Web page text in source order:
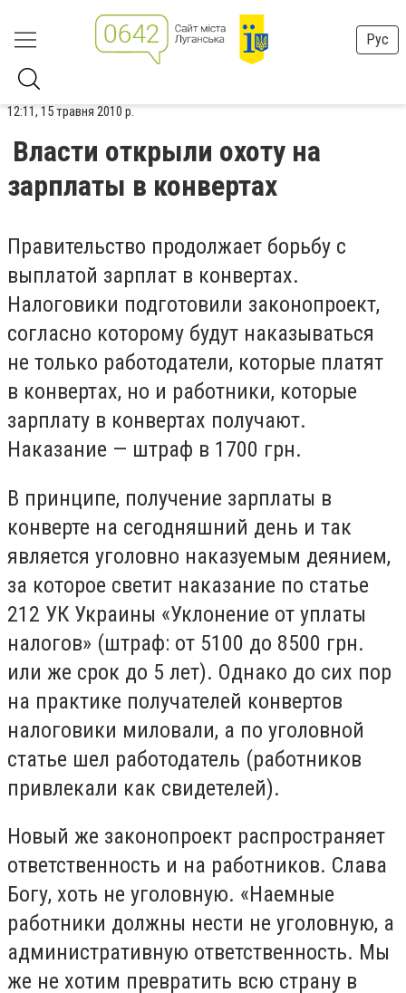
Рус
12:11, 15 травня 2010 р.
Власти открыли охоту на
зарплаты в конвертах
Правительство продолжает борьбу с
выплатой зарплат в конвертах.
Налоговики подготовили законопроект,
согласно которому будут наказываться
не только работодатели, которые платят
в конвертах, но и работники, которые
зарплату в конвертах получают.
Наказание — штраф в 1700 грн.
В принципе, получение зарплаты в
конверте на сегодняшний день и так
является уголовно наказуемым деянием,
за которое светит наказание по статье
212 УК Украины «Уклонение от уплаты
налогов» (штраф: от 5100 до 8500 грн.
или же срок до 5 лет). Однако до сих пор
на практике получателей конвертов
налоговики миловали, а по уголовной
статье шел работодатель (работников
привлекали как свидетелей).
Новый же законопроект распространяет
ответственность и на работников. Слава
Богу, хоть не уголовную. «Наемные
работники должны нести не уголовную, а
административную ответственность. Мы
же не хотим превратить всю страну в